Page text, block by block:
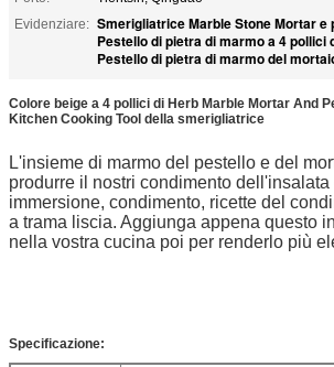
Evidenziare: Smerigliatrice Marble Stone Mortar e
Pestello di pietra di marmo a 4 pollici
Pestello di pietra di marmo del
Colore beige a 4 pollici di Herb Marble Mortar And
Kitchen Cooking Tool della smerigliatrice
L'insieme di marmo del pestello e del
produrre il nostri condimento dell'insalata
immersione, condimento, ricette del
a trama liscia. Aggiunga appena questo
nella vostra cucina poi per renderlo più
Specificazione: